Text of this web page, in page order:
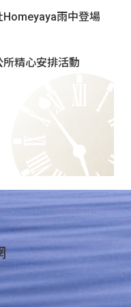
雨中登場
精心安排活動